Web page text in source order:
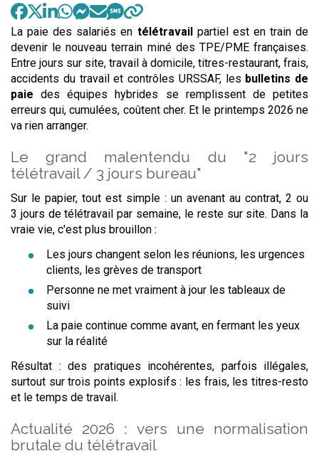
La paie des salariés en télétravailpartiel est en train de
devenir le nouveau terrain miné des TPE/PME françaises.
Entre jours sur site, travail à domicile, titres-restaurant, frais,
accidents du travail et contrôles URSSAF, les bulletins de
paie des équipes hybrides se remplissent de petites
erreurs qui, cumulées, coûtent cher. Et le printemps 2026 ne
va rien arranger.
Le grand malentendu du "2 jours
télétravail / 3 jours bureau"
Sur le papier, tout est simple : un avenant au contrat, 2 ou
3 jours de télétravail par semaine, le reste sur site. Dans la
vraie vie, c'est plus brouillon :
Les jours changent selon les réunions, les urgences
clients, les grèves de transport
Personne ne met vraiment à jour les tableaux de
suivi
La paie continue comme avant, en fermant les yeux
sur la réalité
Résultat : des pratiques incohérentes, parfois illégales,
surtout sur trois points explosifs : les frais, les titres-resto
et le temps de travail.
Actualité 2026 : vers une normalisation
brutale du télétravail